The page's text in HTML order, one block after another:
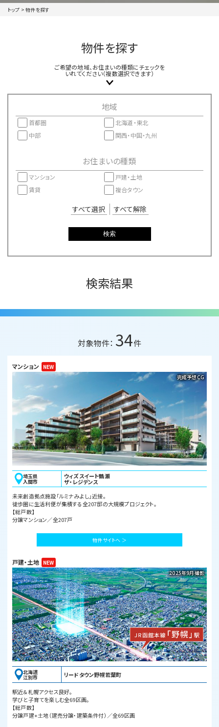
トップ >物件を探す
物件を探す
ご希望の地域、お住まいの種類にチェックを
いれてください（複数選択できます）
地域
首都圏
北海道・東北
中部
関西・中国・九州
お住まいの種類
マンション
戸建・土地
賃貸
複合タウン
すべて選択 すべて解除
検索
検索結果
対象物件： 34件
マンション
完成予想CG
埼玉県
入間市
ウィズスイート鶴瀬
ザ・レジデンス
未来創造拠点施設「ルミナみよし」近接。
徒歩圏に生活利便が集積する全207邸の大規模プロジェクト。
【総戸数】
分譲マンション／全207戸
物件サイトへ ＞
戸建・土地
2025年9月撮影
北海道
江別市 リードタウン野幌若葉町
駅近＆札幌アクセス良好。
学びと子育てを楽しむ全69区画。
【総戸数】
分譲戸建+土地（建売分譲・建築条件付）／全69区画